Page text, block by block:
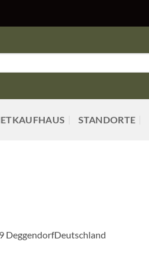
STANDORTE
DeggendorfDeutschland